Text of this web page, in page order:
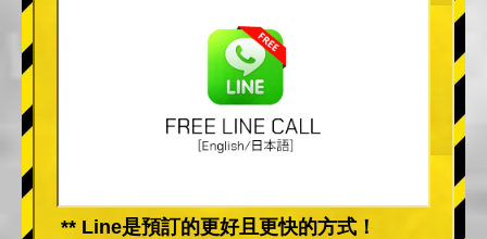
** Line是預訂的更好且更快的方式！